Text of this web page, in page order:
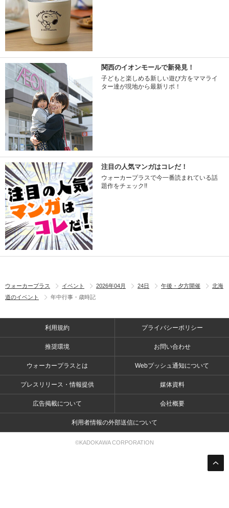
関西のイオンモールで新発見！
子どもと楽しめる新しい遊び方をママライ
ター達が現地から最新リポ！
注目の人気マンガはコレだ！
ウォーカープラスで今一番読まれている話
題作をチェック!!
ウォーカープラス イベント 2026年04月 24日 午後・夕方開催
北海
道のイベント
年中行事・歳時記
利用規約 プライバシーポリシー
推奨環境 お問い合わせ
ウォーカープラスとは Webプッシュ通知について
プレスリリース・情報提供 媒体資料
広告掲載について 会社概要
利用者情報の外部送信について
©KADOKAWA CORPORATION